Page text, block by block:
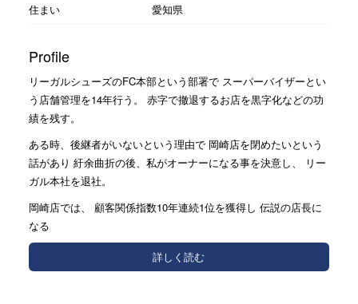
住まい
愛知県
Profile
リーガルシューズのFC本部という部署で スーパーバイザーとい
う店舗管理を14年行う。 赤字で撤退するお店を黒字化などの功
績を残す。
ある時、後継者がいないという理由で 岡崎店を閉めたいという
話があり 紆余曲折の後、私がオーナーになる事を決意し、 リー
ガル本社を退社。
岡崎店では、 顧客関係指数10年連続1位を獲得し 伝説の店長に
なる
詳しく読む